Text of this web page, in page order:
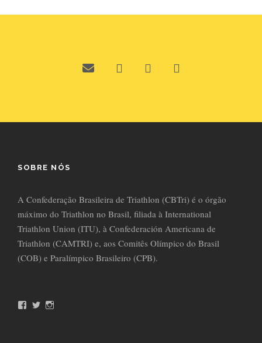
SOBRE NÓS
A Confederação Brasileira de Triathlon (CBTri) é o órgão
máximo do Triathlon no Brasil, filiada à International
Triathlon Union (ITU), à Confederación Americana de
Triathlon (CAMTRI) e, aos Comitês Olímpico do Brasil
(COB) e Paralímpico Brasileiro (CPB).
T